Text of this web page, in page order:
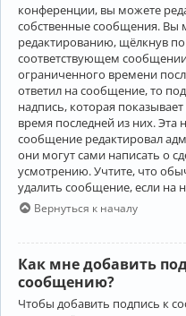
конференции, вы можете
собственные сообщения. Вы
редактированию, щёлкнув
соответствующем
ограниченного времени
ответил на сообщение, то
надпись, которая
время последней из них. Эта
сообщение редактировал
они могут сами написать о
усмотрению. Учтите, что
удалить сообщение, если на
Вернуться к началу
Как мне добавить
сообщению?
Чтобы добавить подпись к